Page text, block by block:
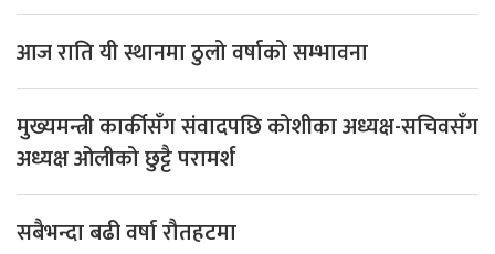
आज राति यी स्थानमा ठुलो वर्षाको सम्भावना
मुख्यमन्त्री कार्कीसँग संवादपछि कोशीका अध्यक्ष-सचिवसँग
अध्यक्ष ओलीको छुट्टै परामर्श
सबैभन्दा बढी वर्षा रौतहटमा